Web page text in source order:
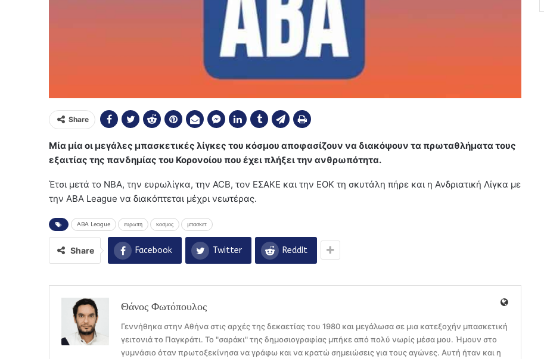
Share
Μία μία οι μεγάλες μπασκετικές λίγκες του κόσμου αποφασίζουν να διακόψουν τα πρωταθλήματα τους
εξαιτίας της πανδημίας του Κορονοίου που έχει πλήξει την ανθρωπότητα.
Έτσι μετά το ΝΒΑ, την ευρωλίγκα, την ACB, τον ΕΣΑΚΕ και την ΕΟΚ τη σκυτάλη πήρε και η Ανδριατική Λίγκα με
την ABA League να διακόπτεται μέχρι νεωτέρας.
ABA League ευρωπη κοσμος μπασκετ
Share Facebook Twitter ReddIt
Θάνος Φωτόπουλος
Γεννήθηκα στην Αθήνα στις αρχές της δεκαετίας του 1980 και μεγάλωσα σε μια κατεξοχήν μπασκετική
γειτονιά το Παγκράτι. Το "σαράκι" της δημοσιογραφίας μπήκε από πολύ νωρίς μέσα μου. Ήμουν στο
γυμνάσιο όταν πρωτοξεκίνησα να γράφω και να κρατώ σημειώσεις για τους αγώνες. Αυτή ήταν και η